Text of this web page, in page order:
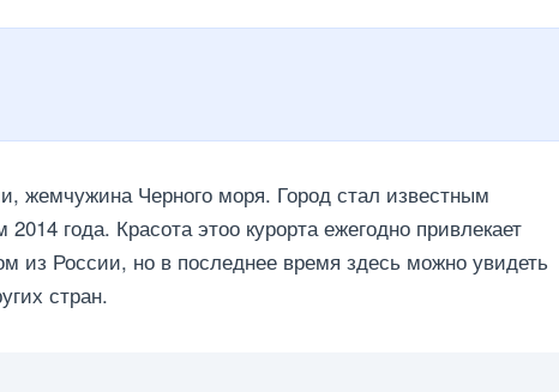
жемчужина Черного моря. Город стал известным
года. Красота этоо курорта ежегодно привлекает
из России, но в последнее время здесь можно увидеть
стран.